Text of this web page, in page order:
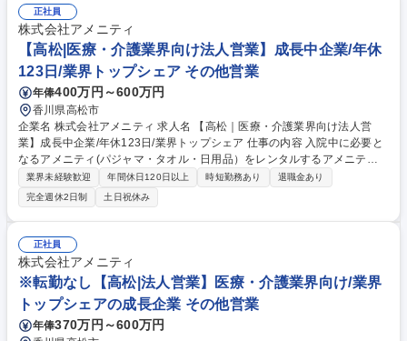
化社会において成長が見込める産業です。 また、病院や介護施設の業務軽
減に貢献する事で、患者様、利用者様へのサービス向上に直結する為、大
変やりがいのあるお仕事です。 ★2007年の設立以来、従業員数2,600名を
超える企業に成長した優良企業！ 募集職種 ※転勤なし【横浜｜法人営
業】医療・介護業界向け/業界トップシェアの成長企業
正社員
株式会社アメニティ
【高松|医療・介護業界向け法人営業】成長中企業/年休
123日/業界トップシェア その他営業
年俸400万円～600万円
香川県高松市
企業名 株式会社アメニティ 求人名 【高松｜医療・介護業界向け法人営
業】成長中企業/年休123日/業界トップシェア 仕事の内容 入院中に必要と
なるアメニティ(パジャマ・タオル・日用品）をレンタルするアメニティ
サポートシステムを提供している当社にて、病院・介護施設向けの提案営
業をお任せ致します。 アメニティのレンタルサービスの提案だけでなく、
人材派遣・紹介等幅広く事業展開しているため、多角的に提案ができるこ
ともポイントの一つです。社会貢献性も高く、今後の高齢化社会において
成長が見込める産業です。 また、病院や介護施設の業務軽減に貢献する事
で、患者様、利用者様へのサービス向上に直結する為、大変やりがいのあ
るお仕事です。 ★2007年の設立以来、従業員数2,600名を超える企業に成
長した優良企業！ 募集職種 【高松｜医療・介護業界向け法人営業】成長
中企業/年休123日/業界トップシェア
業界未経験歓迎 年間休日120日以上 時短勤務あり
退職金あり
完全週休2日制
土日祝休み
正社員
株式会社アメニティ
※転勤なし【高松|法人営業】医療・介護業界向け/業界
トップシェアの成長企業 その他営業
年俸370万円～600万円